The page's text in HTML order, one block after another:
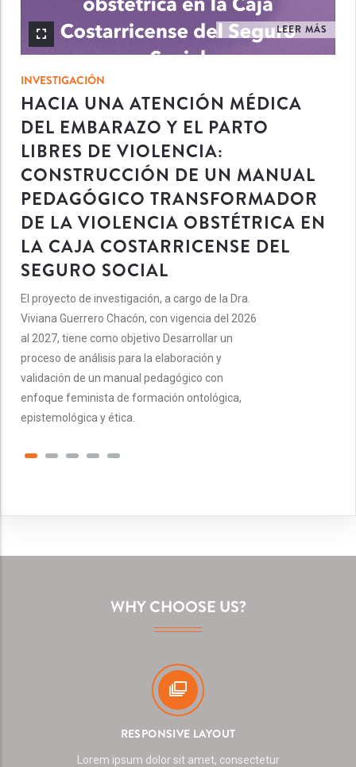
LEER MÁS
INVESTIGACIÓN
HACIA UNA ATENCIÓN MÉDICA
DEL EMBARAZO Y EL PARTO
LIBRES DE VIOLENCIA:
CONSTRUCCIÓN DE UN MANUAL
PEDAGÓGICO TRANSFORMADOR
DE LA VIOLENCIA OBSTÉTRICA EN
LA CAJA COSTARRICENSE DEL
SEGURO SOCIAL
El proyecto de investigación, a cargo de la Dra.
Viviana Guerrero Chacón, con vigencia del 2026
al 2027, tiene como objetivo Desarrollar un
proceso de análisis para la elaboración y
validación de un manual pedagógico con
enfoque feminista de formación ontológica,
epistemológica y ética.
WHY CHOOSE US?
RESPONSIVE LAYOUT
Lorem ipsum dolor sit amet, consectetur